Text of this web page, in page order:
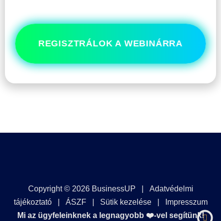
REGISZTRÁLOK A WEBINÁRRA
Copyright © 2026 BusinessUP | Adatvédelmi
tájékoztató| ÁSZF| Sütik kezelése|
Impresszum
Mi az ügyfeleinknek a legnagyobb ❤️-vel segítünk!